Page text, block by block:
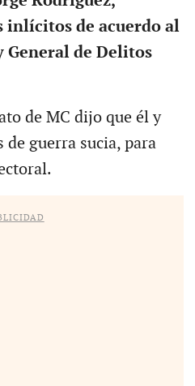
de acuerdo al
General de Delitos
de MC dijo que él y
guerra sucia, para